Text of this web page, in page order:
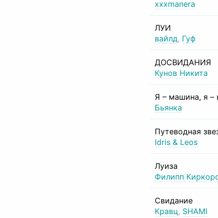
xxxmanera
ЛУИ
вайлд, Гуф
ДОСВИДАНИЯ
Кунов Никита
Я – машина, я –
Бьянка
Путеводная
Idris & Leos
Луиза
Филипп
Свидание
Кравц, SHAMI